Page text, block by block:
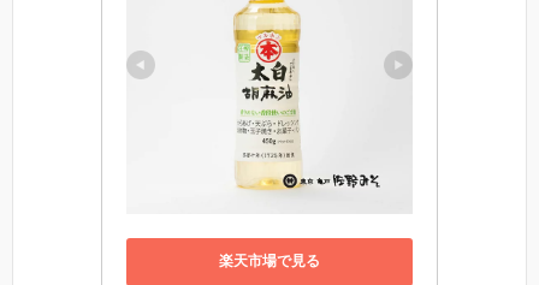
楽天市場で見る